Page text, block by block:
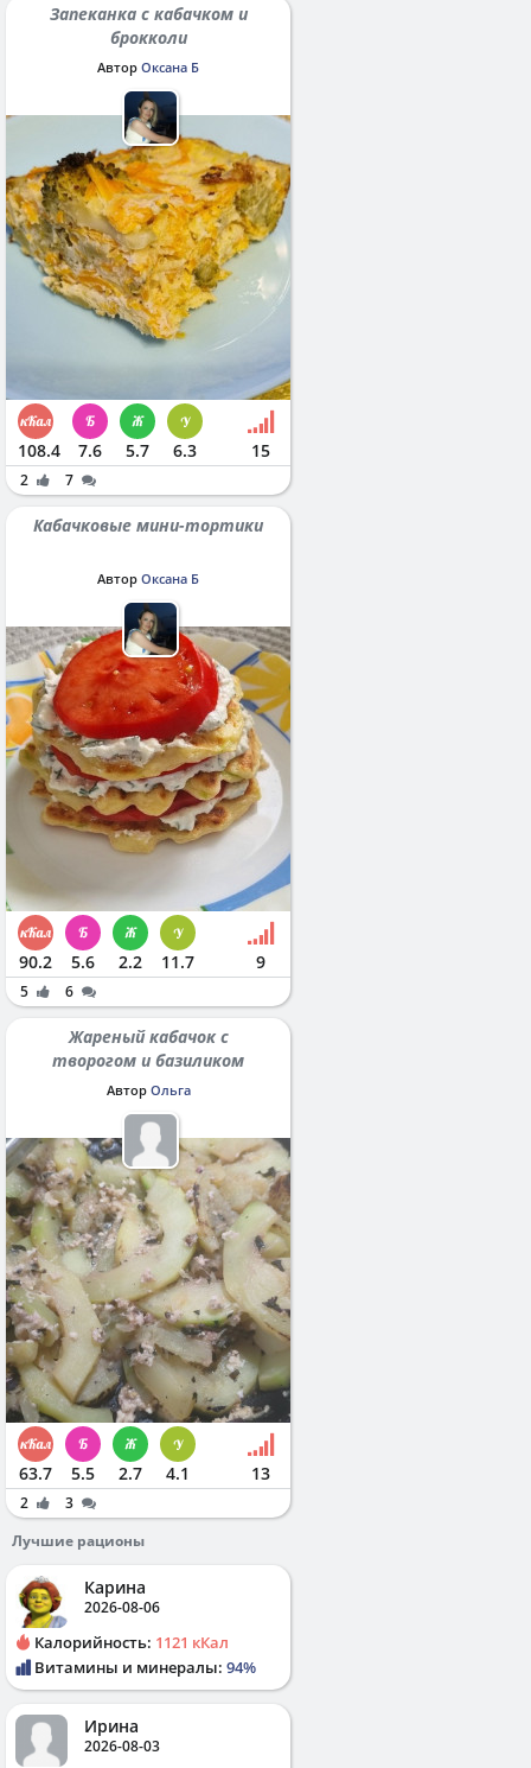
Запеканка с кабачком и
брокколи
Автор Оксана Б
108.4 7.6 5.7 6.3 15
2 7
Кабачковые мини-тортики
Автор Оксана Б
90.2 5.6 2.2 11.7 9
5 6
Жареный кабачок с
творогом и базиликом
Автор Ольга
63.7 5.5 2.7 4.1 13
2
3
Лучшие рационы
Карина
2026-08-06
Калорийность: 1121 кКал
Витамины и минералы: 94%
Ирина
2026-08-03